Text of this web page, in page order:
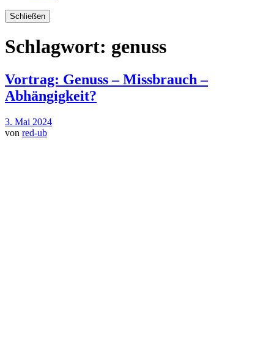
Schließen
Schlagwort: genuss
Vortrag: Genuss – Missbrauch –
Abhängigkeit?
3. Mai 2024
von red-ub